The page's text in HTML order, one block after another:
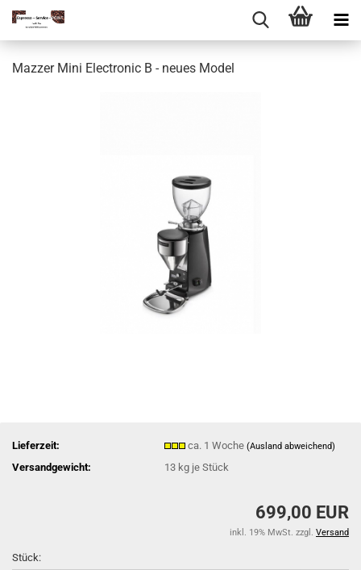
Mazzer Mini Electronic B - neues Model
Lieferzeit: ca. 1 Woche(Ausland abweichend)
Versandgewicht: 13 kg je Stück
699,00 EUR
inkl. 19% MwSt. zzgl. Versand
Stück: